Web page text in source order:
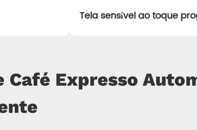
Tela sensível ao toque
Expresso